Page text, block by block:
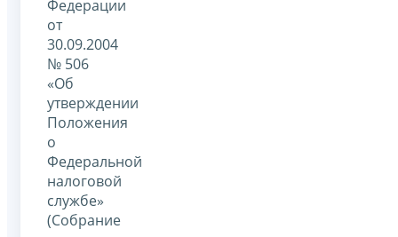
Федерации
от
30.09.2004
№ 506
«Об
утверждении
Положения
о
Федеральной
налоговой
службе»
(Собрание